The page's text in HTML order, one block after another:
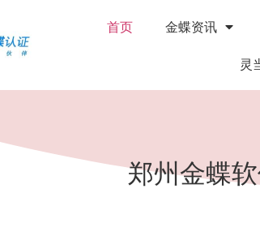
首页 金蝶资讯
灵
郑州金蝶